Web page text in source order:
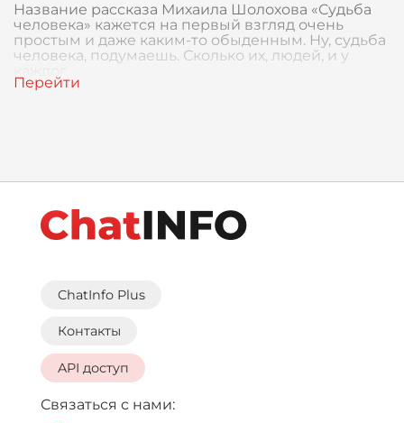
Название рассказа Михаила Шолохова «Судьба
человека» кажется на первый взгляд очень
простым и даже каким-то обыденным. Ну, судьба
человека, подумаешь. Сколько их, людей, и у
ChatInfo Plus
Контакты
API доступ
Связаться с нами: